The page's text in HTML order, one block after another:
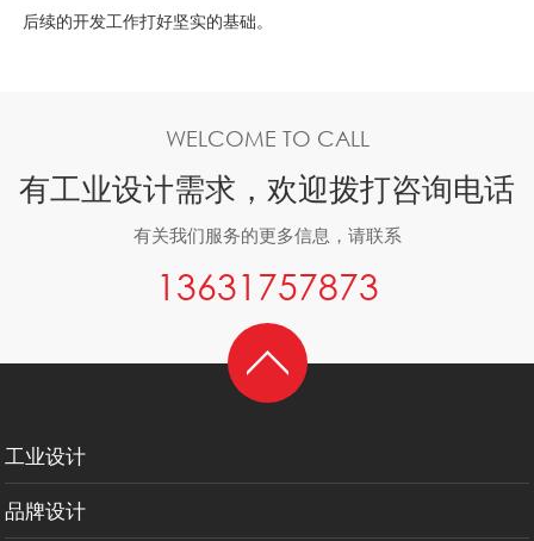
后续的开发工作打好坚实的基础。
WELCOME TO CALL
有工业设计需求，欢迎拨打咨询电话
有关我们服务的更多信息，请联系
13631757873
工业设计
品牌设计